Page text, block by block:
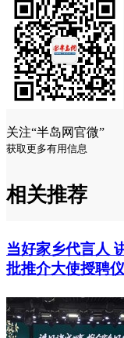
关注“半岛网官微”
获取更多有用信息
相关推荐
当好家乡代言人
批推介大使授聘